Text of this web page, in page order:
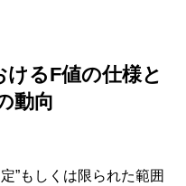
るF値の仕様と
動向
”もしくは限られた範囲